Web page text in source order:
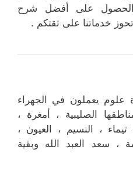
على أفضل شرح
تحوز خدماتنا على ثقتكم .
يعملون في الجهراء
الصليبية ، أمغرة ،
، النسيم ، العيون ،
، سعد العبد الله وبقية